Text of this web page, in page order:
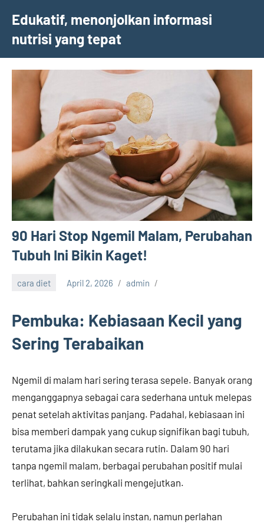
content
Edukatif, menonjolkan informasi
nutrisi yang tepat
90 Hari Stop Ngemil Malam, Perubahan
Tubuh Ini Bikin Kaget!
cara diet April 2, 2026 admin
Pembuka: Kebiasaan Kecil yang
Sering Terabaikan
Ngemil di malam hari sering terasa sepele. Banyak orang
menganggapnya sebagai cara sederhana untuk melepas
penat setelah aktivitas panjang. Padahal, kebiasaan ini
bisa memberi dampak yang cukup signifikan bagi tubuh,
terutama jika dilakukan secara rutin. Dalam 90 hari
tanpa ngemil malam, berbagai perubahan positif mulai
terlihat, bahkan seringkali mengejutkan.
Perubahan ini tidak selalu instan, namun perlahan